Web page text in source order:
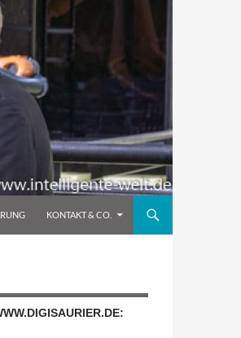
KONTAKT & CO.